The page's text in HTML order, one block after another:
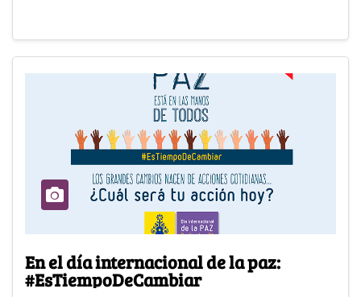
En el día internacional de la paz:
#EsTiempoDeCambiar